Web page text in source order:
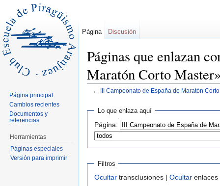
Páginas que enlazan
Maratón Corto
← III Campeonato de España de Maratón
Lo que enlaza aquí
Página:
Filtros
Ocultar transclusiones | Ocultar
Página Discusión
Página principal
Cambios recientes
Documentos y
referencias
Herramientas
Páginas especiales
Versión para imprimir